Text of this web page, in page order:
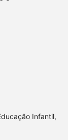
Infantil,